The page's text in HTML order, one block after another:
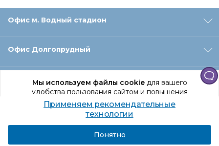
Мы используем файлы cookieдля вашего
удобства пользования сайтом и повышения
качества рекомендаций.
Продолжая использование сайта, вы даете
согласие на обработку персональных данных
Офис м. Водный стадион
Офис Долгопрудный
Офис Санкт‑Петербург
Оформление заказа
Применяем рекомендательные
технологии
Понятно